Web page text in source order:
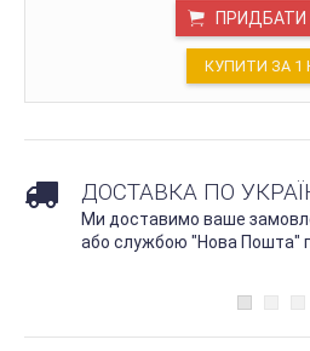
ПРИДБАТИ
КУПИТИ ЗА 1
ДОСТАВКА ПО
Ми доставимо ваше
або службою "Нова Пошта" по